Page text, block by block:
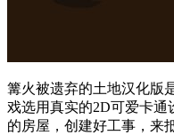
篝火被遗弃的土地汉化版
戏选用真实的2D可爱卡通
的房屋，创建好工事，来